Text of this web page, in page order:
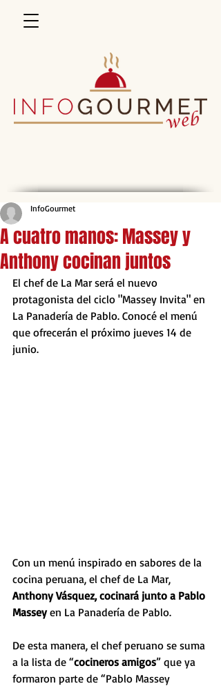
A cuatro manos: Massey y
Anthony cocinan juntos
InfoGourmet
El chef de La Mar será el nuevo
protagonista del ciclo "Massey Invita" en
La Panadería de Pablo. Conocé el menú
que ofrecerán el próximo jueves 14 de
junio.
Con un menú inspirado en sabores de la
cocina peruana, el chef de La Mar,
Anthony Vásquez, cocinará junto a Pablo
Massey en La Panadería de Pablo.
De esta manera, el chef peruano se suma
a la lista de “cocineros amigos” que ya
formaron parte de “Pablo Massey